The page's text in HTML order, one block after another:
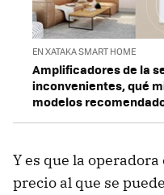
EN XATAKA SMART HOME
Amplificadores de la
inconvenientes, qué
modelos
Y es que la
precio al que se